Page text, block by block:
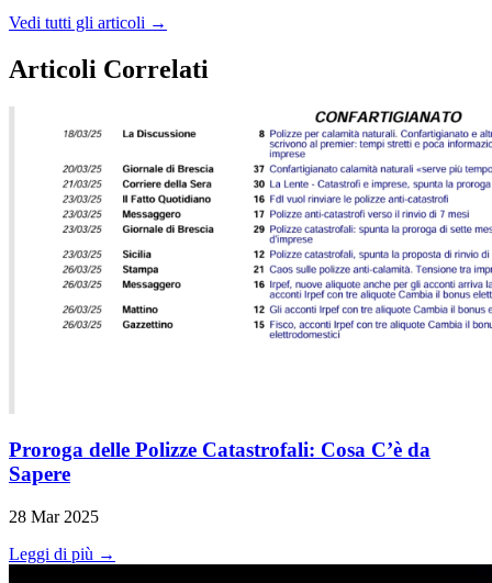
Vedi tutti gli articoli →
Articoli Correlati
Proroga delle Polizze Catastrofali: Cosa C’è da
Sapere
28 Mar 2025
Leggi di più →